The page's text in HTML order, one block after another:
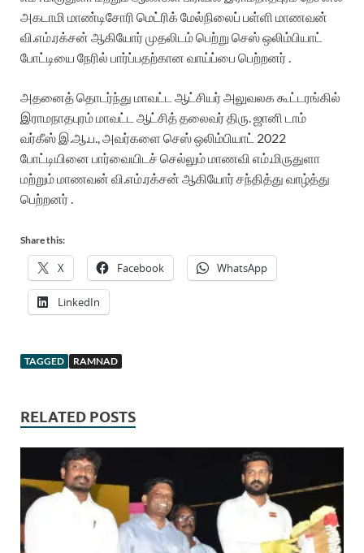
அகடாமி மாண்டிசோரி மெட்ரிக் மேல்நிலைப் பள்ளி மாணவன்
வி.எம்.ரக்சன் ஆகியோர் முதலிடம் பெற்று செஸ் ஒலிம்பியாட்
போட்டியை நேரில் பார்ப்பதற்கான வாய்ப்பை பெற்றனர் .
அதனைத் தொடர்ந்து மாவட்ட ஆட்சியர் அலுவலக கூட்டரங்கில்
இராமநாதபுரம் மாவட்ட ஆட்சித் தலைவர் திரு. ஜானி டாம்
வர்கீஸ் இ.ஆ.ப. அவர்களை செஸ் ஒலிம்பியாட் 2022
போட்டியினை பார்வையிடச் செல்லும் மாணவி எம்.மிருதுளா
மற்றும் மாணவன் வி.எம்.ரக்சன் ஆகியோர் சந்தித்து வாழ்த்து
பெற்றனர் .
Share this:
X Facebook WhatsApp
LinkedIn
TAGGED RAMNAD
RELATED POSTS